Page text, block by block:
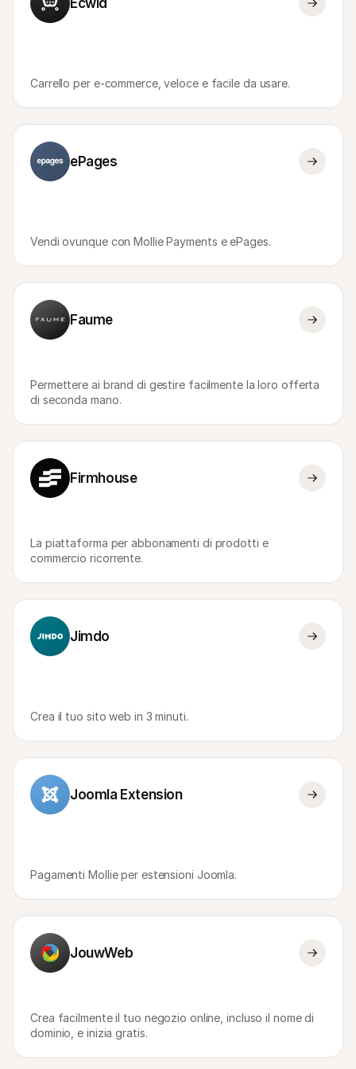
Ecwid
Carrello per e-commerce, veloce e facile da usare.
ePages
Vendi ovunque con Mollie Payments e ePages.
Faume
Permettere ai brand di gestire facilmente la loro offerta
di seconda mano.
Firmhouse
La piattaforma per abbonamenti di prodotti e
commercio ricorrente.
Jimdo
Crea il tuo sito web in 3 minuti.
Joomla Extension
Pagamenti Mollie per estensioni Joomla.
JouwWeb
Crea facilmente il tuo negozio online, incluso il nome di
dominio, e inizia gratis.